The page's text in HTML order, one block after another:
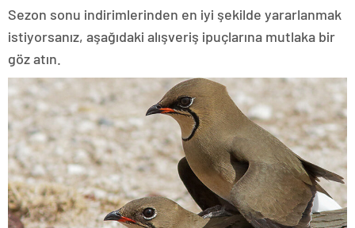
Sezon sonu indirimlerinden en iyi şekilde yararlanmak
istiyorsanız, aşağıdaki alışveriş ipuçlarına mutlaka bir
göz atın.